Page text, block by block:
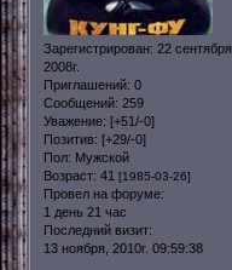
Зарегистрирован: 22 сентября,
2008г.
Приглашений: 0
Сообщений: 259
Уважение: [+51/-0]
Позитив: [+29/-0]
Пол: Мужской
Возраст: 41 [1985-03-26]
Провел на форуме:
1 день 21 час
Последний визит:
13 ноября, 2010г. 09:59:38